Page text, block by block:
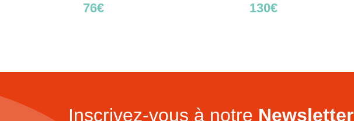
76€ 130€
Inscrivez-vous à notre Newsletter